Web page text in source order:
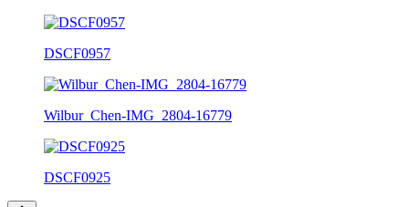
DSCF0957
Wilbur_Chen-IMG_2804-16779
DSCF0925